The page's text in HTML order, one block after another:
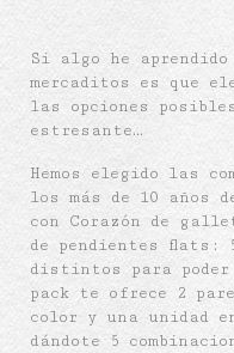
Si algo he
mercaditos es que
las opciones
estresante…
Hemos elegido las
los más de 10 años
con Corazón de
de pendientes flats:
distintos para
pack te ofrece 2
color y una unidad
dándote 5